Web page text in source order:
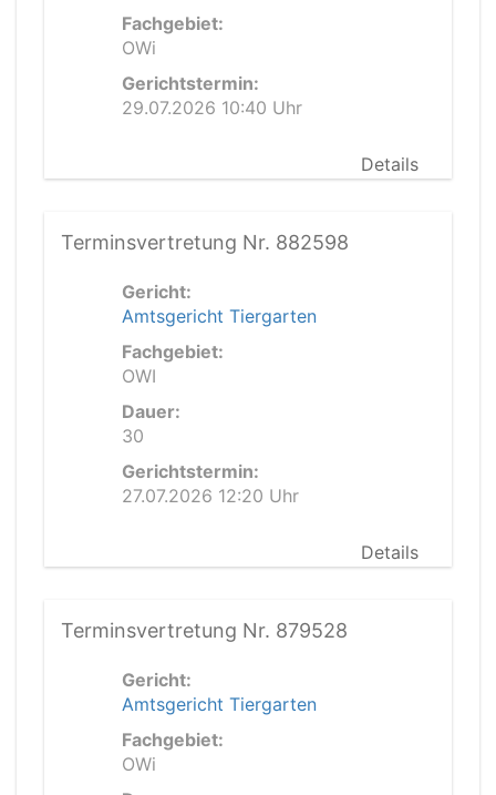
Fachgebiet:
OWi
Gerichtstermin:
29.07.2026 10:40 Uhr
Details
Terminsvertretung Nr. 882598
Gericht:
Amtsgericht Tiergarten
Fachgebiet:
OWI
Dauer:
30
Gerichtstermin:
27.07.2026 12:20 Uhr
Details
Terminsvertretung Nr. 879528
Gericht:
Amtsgericht Tiergarten
Fachgebiet:
OWi